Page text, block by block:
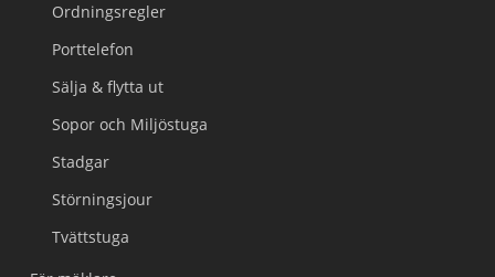
Ordningsregler
Porttelefon
Sälja & flytta ut
Sopor och Miljöstuga
Stadgar
Störningsjour
Tvättstuga